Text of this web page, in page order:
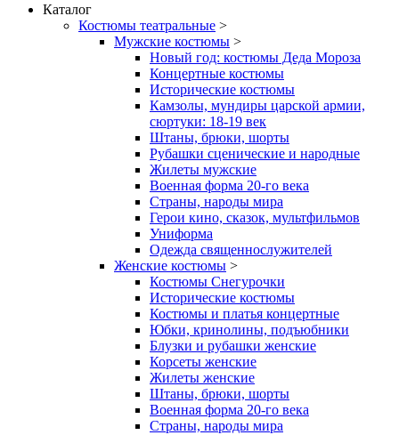
Каталог
Костюмы театральные >
Мужские костюмы >
Новый год: костюмы Деда Мороза
Концертные костюмы
Исторические костюмы
Камзолы, мундиры царской армии,
сюртуки: 18-19 век
Штаны, брюки, шорты
Рубашки сценические и народные
Жилеты мужские
Военная форма 20-го века
Страны, народы мира
Герои кино, сказок, мультфильмов
Униформа
Одежда священнослужителей
Женские костюмы >
Костюмы Снегурочки
Исторические костюмы
Костюмы и платья концертные
Юбки, кринолины, подъюбники
Блузки и рубашки женские
Корсеты женские
Жилеты женские
Штаны, брюки, шорты
Военная форма 20-го века
Страны, народы мира